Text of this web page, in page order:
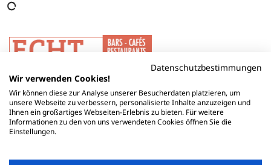
Datenschutzbestimmungen
Wir verwenden Cookies!
Wir können diese zur Analyse unserer Besucherdaten platzieren, um
unsere Webseite zu verbessern, personalisierte Inhalte anzuzeigen und
Ihnen ein großartiges Webseiten-Erlebnis zu bieten. Für weitere
Informationen zu den von uns verwendeten Cookies öffnen Sie die
Einstellungen.